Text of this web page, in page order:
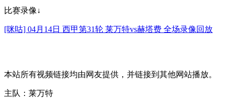
比赛录像↓
[咪咕] 04月14日 西甲第31轮 莱万特vs赫塔费 全场录像回放
本站所有视频链接均由网友提供，并链接到其他网站播放。
主队：莱万特